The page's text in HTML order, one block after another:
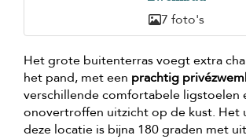
7 foto's
Het grote buitenterras voegt extra
het pand, met een prachtig
verschillende comfortabele ligstoelen
onovertroffen uitzicht op de kust. Het
deze locatie is bijna 180 graden met